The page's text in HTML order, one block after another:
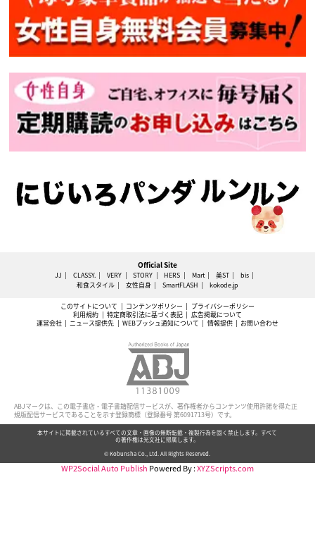
Official Site
JJ CLASSY. VERY STORY HERS Mart 美ST
bis
和食スタイル
女性自身 SmartFLASH kokode.jp
このサイトについて コンテンツポリシー
プライバシーポリシー
利用規約
特定商取引法に基づく表記
広告掲載について
運営会社
ニュース提供先 WEBプッシュ通知について 情報提供 お問い合わせ
ABJマークは、この電子書店・電子書籍配信サービスが、著作権者からコンテンツ使用許諾を得た正
規版配信サービスであることを示す登録商標（登録番号 第6091713号）です。
本サイトに掲載されているすべての文章・画像の無断転載・複製行為を固く禁止します。すべて
の著作権は光文社に帰属します。
© Kobunsha Co., Ltd. All Rights Reserved.
WP2Social Auto Publish Powered By :XYZScripts.com